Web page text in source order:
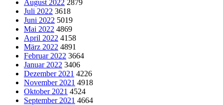
August 2022 2879
Juli 2022 3618
Juni 2022 5019
Mai 2022 4869
April 2022 4158
März 2022 4891
Februar 2022 3664
Januar 2022 3406
Dezember 2021 4226
November 2021 4918
Oktober 2021 4524
September 2021 4664